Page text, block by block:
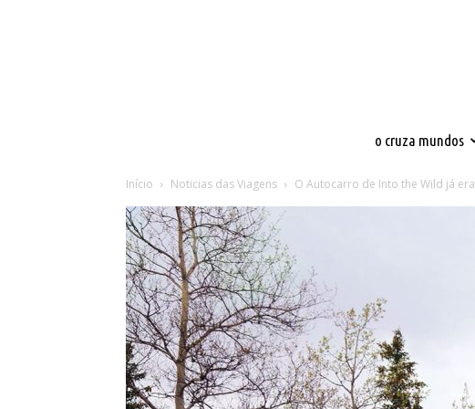
o cruza mundos
Início Noticias das Viagens O Autocarro de Into the Wild já era